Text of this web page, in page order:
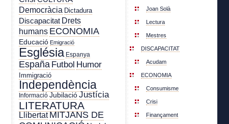
Democràcia Dictadura
Discapacitat Drets
humans ECONOMIA
Educació Emigració
Església Espanya
España Futbol Humor
Immigració
Independència
Informació JubilacióJustícia
LITERATURA
LlibertatMITJANS DE
Joan Solà
Lectura
Mestres
DISCAPACITAT
Acudam
ECONOMIA
Consumisme
Crisi
Finançament